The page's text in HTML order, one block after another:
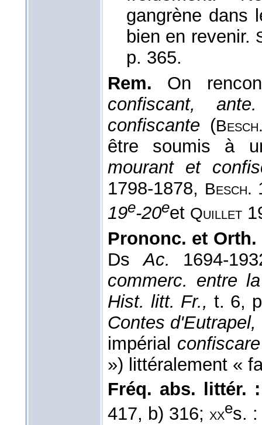
gangrène dans
bien en revenir.
p. 365.
Rem. On
confiscant,
confiscante (
être soumis à
mourant et
1798-1878, Besch.
19e-20eet Quillet
Prononc. et Orth.
DsAc.
1694-
commerc. entre
Hist. litt. Fr., t. 6,
Contes d'Eutrapel,
impérial confiscare
») littéralement «
Fréq. abs. littér. :
417, b) 316; xxes. :